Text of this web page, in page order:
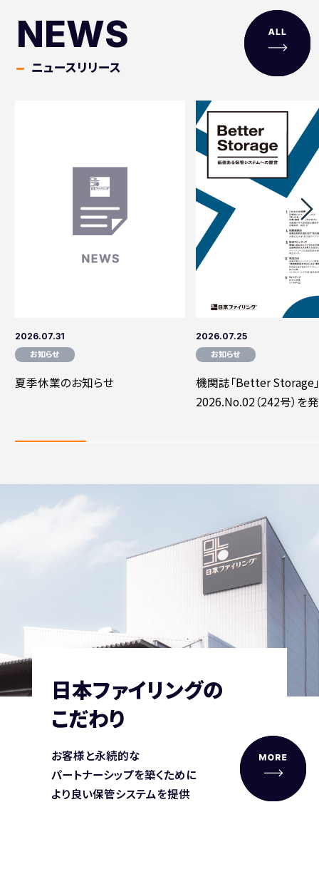
NEWS
ニュースリリース
2026.07.31
お知らせ
夏季休業のお知らせ
2026.07.25
お知らせ
機関誌「Better Storage」
2026.No.02（242号）を
日本ファイリングの
こだわり
お客様と永続的な
パートナーシップを築くために
より良い保管システムを提供